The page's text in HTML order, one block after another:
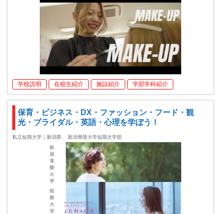
学校説明 在校生紹介 施設紹介 学部学科紹介
保育・ビジネス・DX・ファッション・フード・観
光・ブライダル・英語・心理を学ぼう！
私立短期大学｜新潟県 新潟青陵大学短期大学部